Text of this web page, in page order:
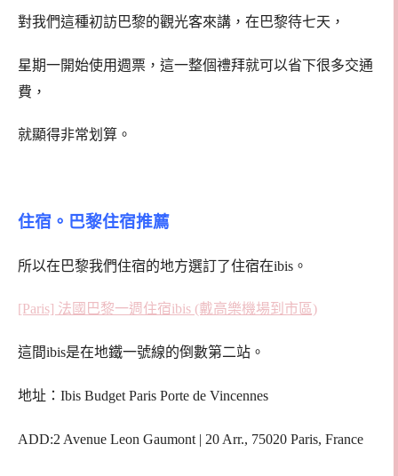
對我們這種初訪巴黎的觀光客來講，在巴黎待七天，
星期一開始使用週票，這一整個禮拜就可以省下很多交通
費，
就顯得非常划算。
住宿。巴黎住宿推薦
所以在巴黎我們住宿的地方選訂了住宿在ibis。
[Paris] 法國巴黎一週住宿ibis (戴高樂機場到市區)
這間ibis是在地鐵一號線的倒數第二站。
地址：Ibis Budget Paris Porte de Vincennes
ADD:2 Avenue Leon Gaumont | 20 Arr., 75020 Paris, France